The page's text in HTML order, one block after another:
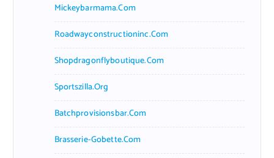
Mickeybarmama.com
Roadwayconstructioninc.com
Shopdragonflyboutique.com
Sportszilla.org
Batchprovisionsbar.com
Brasserie-Gobette.com